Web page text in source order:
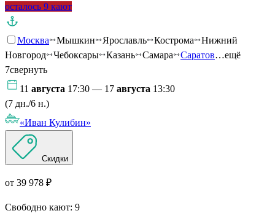
осталось 9 кают
Москва Мышкин Ярославль Кострома
Нижний
Новгород
Чебоксары Казань Самара Саратов…ещё
7свернуть
11 августа 17:30 — 17 августа 13:30
(7 дн./6 н.)
«Иван Кулибин»
Скидки
от 39 978 ₽
Свободно кают: 9